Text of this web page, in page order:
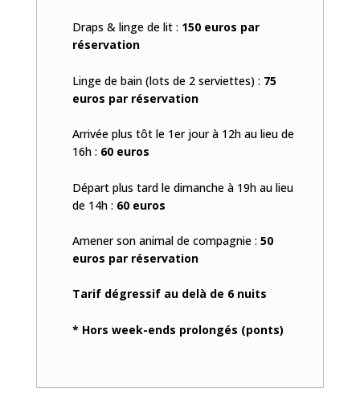
Draps & linge de lit : 150 euros par
réservation
Linge de bain (lots de 2 serviettes) : 75
euros par réservation
Arrivée plus tôt le 1er jour à 12h au lieu de
16h : 60 euros
Départ plus tard le dimanche à 19h au lieu
de 14h : 60 euros
Amener son animal de compagnie : 50
euros par réservation
Tarif dégressif au delà de 6 nuits
* Hors week-ends prolongés (ponts)